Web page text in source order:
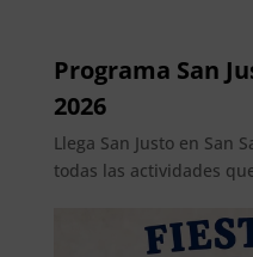
Programa San
2026
Llega San Justo en San
todas las actividades